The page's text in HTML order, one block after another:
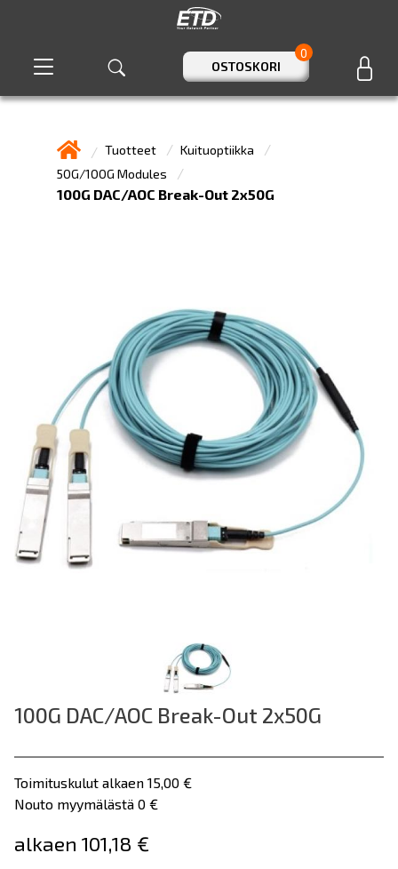
OSTOSKORI
0
Tuotteet
Kuituoptiikka
50G/100G Modules
100G DAC/AOC Break-Out 2x50G
100G DAC/AOC Break-Out 2x50G
Toimituskulut alkaen 15,00 €
Nouto myymälästä 0 €
alkaen 101,18 €